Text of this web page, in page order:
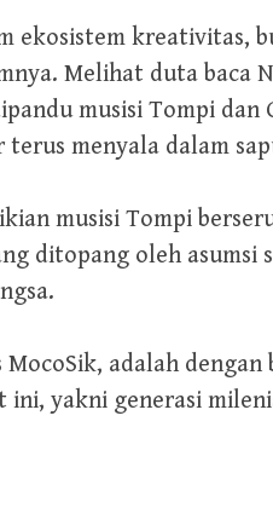
ekosistem kreativitas,
Melihat duta baca
musisi Tompi
menyala dalam
musisi Tompi
ditopang oleh
adalah
ini, yakni generasi